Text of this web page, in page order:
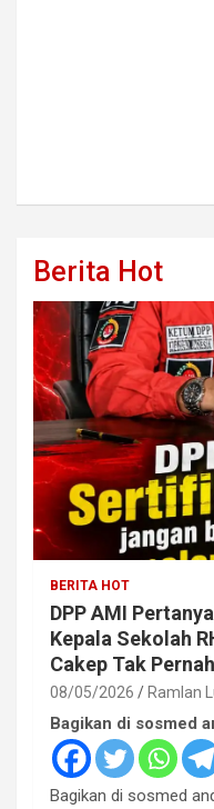
Berita Hot
BERITA HOT
DPP AMI
Kepala Sekolah
Cakep Tak
08/05/2026 Ramlan
Bagikan di sosmed
Bagikan di sosmed